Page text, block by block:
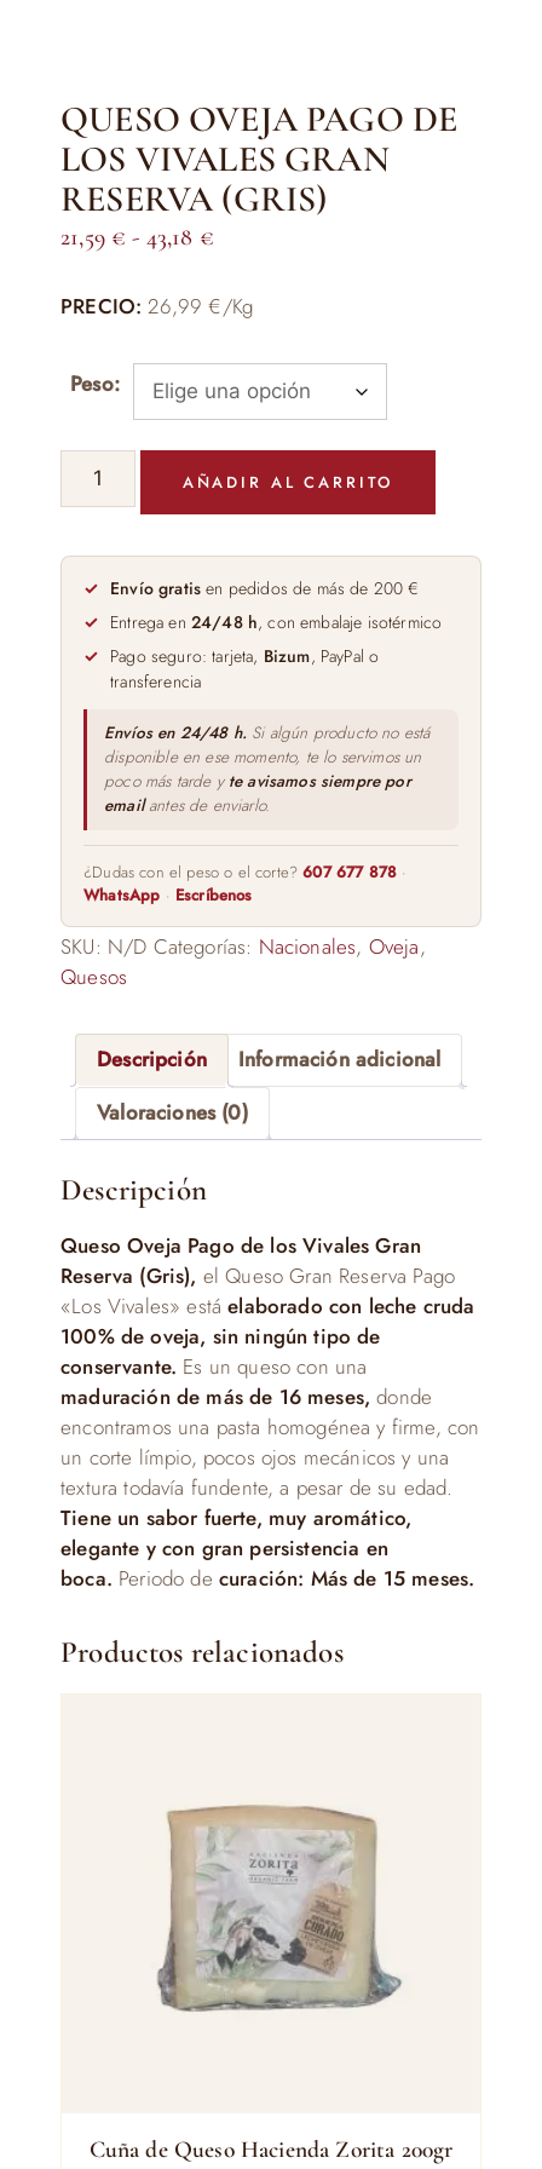
QUESO OVEJA PAGO DE
LOS VIVALES GRAN
RESERVA (GRIS)
21,59 € - 43,18 €Rango
precios:
21,59 €
hasta
43,18 €
PRECIO: 26,99 €/Kg
Peso:
QUESO
OVEJA
DE
LOS
VIVALES
GRAN
RESERVA
(GRIS)
cantidad
AÑADIR AL CARRITO
Envío gratis en pedidos de más de 200 €
Entrega en 24/48 h, con embalaje isotérmico
Pago seguro: tarjeta, Bizum, PayPal o
transferencia
Envíos en 24/48 h. Si algún producto no está
disponible en ese momento, te lo servimos un
poco más tarde y te avisamos siempre por
emailantes de enviarlo.
¿Dudas con el peso o el corte?607 677 878 ·
WhatsApp · Escríbenos
SKU: N/D Categorías: Nacionales, Oveja,
Quesos
Descripción
Información adicional
Valoraciones (0)
Descripción
Queso Oveja Pago de los Vivales Gran
Reserva (Gris), el Queso Gran Reserva Pago
«Los Vivales» estáelaborado con leche cruda
100% de oveja, sin ningún tipo de
conservante. Es un queso con una
maduración de más de 16 meses, donde
encontramos una pasta homogénea y firme, con
un corte límpio, pocos ojos mecánicos y una
textura todavía fundente, a pesar de su edad.
Tiene un sabor fuerte, muy aromático,
elegante y con gran persistencia en
boca. Periodo de curación: Más de 15 meses.
Productos relacionados
Cuña de Queso Hacienda Zorita 200gr